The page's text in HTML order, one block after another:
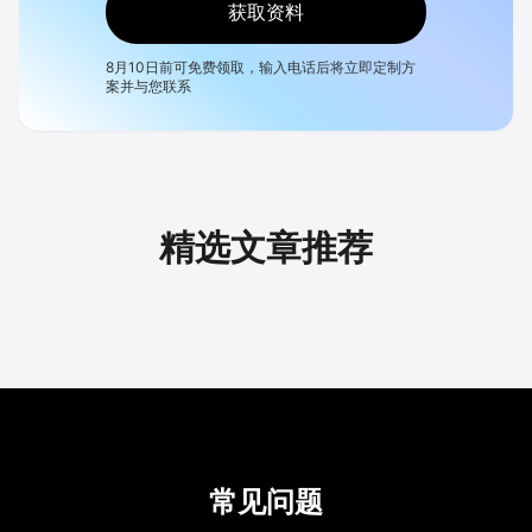
获取资料
8月10日前可免费领取，输入电话后将立即定制方
案并与您联系
精选文章推荐
常见问题